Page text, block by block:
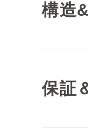
構造
保証